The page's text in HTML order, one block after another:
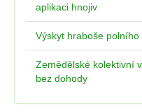
aplikaci hnojiv
Výskyt hraboše
Zemědělské kolektivní
bez dohody